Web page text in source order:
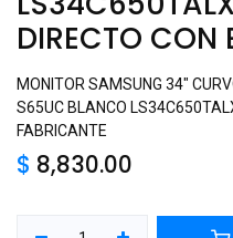
DIRECTO CON
MONITOR SAMSUNG 34"
S65UC BLANCO
FABRICANTE
$ 8,830.00